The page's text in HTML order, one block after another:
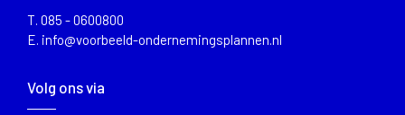
T. 085 - 0600800
E. info@voorbeeld-ondernemingsplannen.nl
Volg ons via